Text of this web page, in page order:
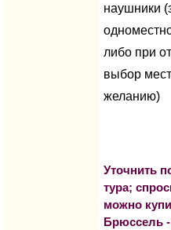
наушники
либо при
выбор
желанию)
Уточнить
тура;
можно
Брюссель